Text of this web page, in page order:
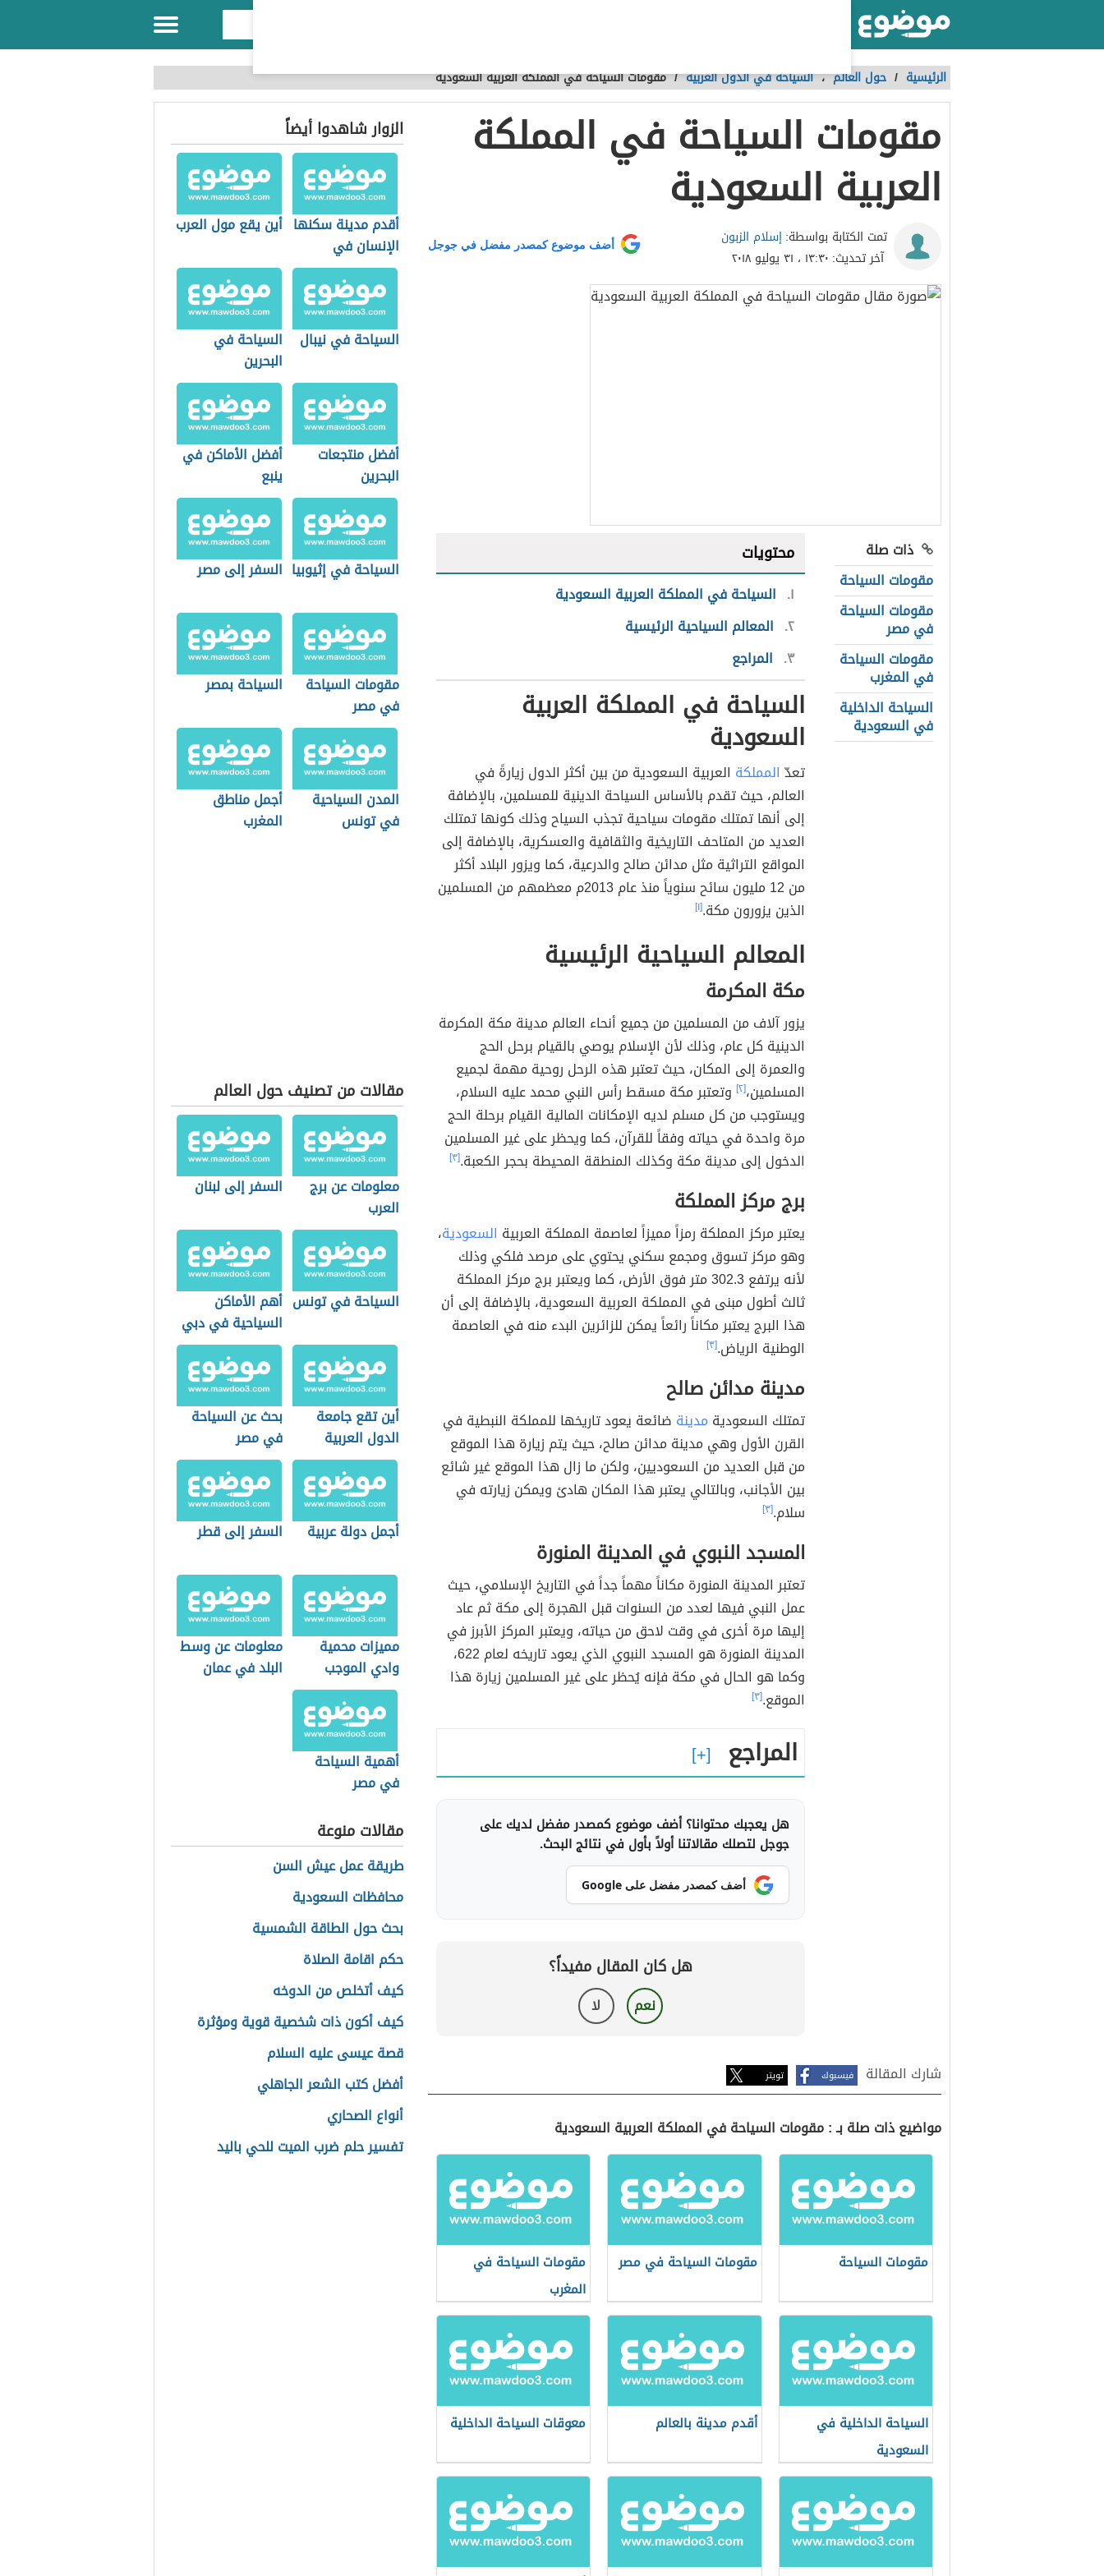
الرئيسية / حول العالم،السياحة في الدول العربية /مقومات السياحة في المملكة العربية السعودية
مقومات السياحة في المملكة
العربية السعودية
تمت الكتابة بواسطة:إسلام الزبون
آخر تحديث: ١٣:٣٠ ، ٣١ يوليو ٢٠١٨
أضف موضوع كمصدر مفضل في جوجل
ذات صلة
مقومات السياحة
مقومات السياحة
في مصر
مقومات السياحة
في المغرب
السياحة الداخلية
في السعودية
محتويات
١ السياحة في المملكة العربية السعودية
٢ المعالم السياحية الرئيسية
٣ المراجع
السياحة في المملكة العربية
السعودية
تعدّ المملكة العربية السعودية من بين أكثر الدول زيارةً في
العالم، حيث تقدم بالأساس السياحة الدينية للمسلمين، بالإضافة
إلى أنها تمتلك مقومات سياحية تجذب السياح وذلك كونها تمتلك
العديد من المتاحف التاريخية والثقافية والعسكرية، بالإضافة إلى
المواقع التراثية مثل مدائن صالح والدرعية، كما ويزور البلاد أكثر
من 12 مليون سائح سنوياً منذ عام 2013م معظمهم من المسلمين
الذين يزورون مكة.[١]
المعالم السياحية الرئيسية
مكة المكرمة
يزور آلاف من المسلمين من جميع أنحاء العالم مدينة مكة المكرمة
الدينية كل عام، وذلك لأن الإسلام يوصي بالقيام برحل الحج
والعمرة إلى المكان، حيث تعتبر هذه الرحل روحية مهمة لجميع
المسلمين،[٢]
وتعتبر مكة مسقط رأس النبي محمد عليه السلام،
ويستوجب من كل مسلم لديه الإمكانات المالية القيام برحلة الحج
مرة واحدة في حياته وفقاً للقرآن، كما ويحظر على غير المسلمين
الدخول إلى مدينة مكة وكذلك المنطقة المحيطة بحجر الكعبة.[٣]
برج مركز المملكة
يعتبر مركز المملكة رمزاً مميزاً لعاصمة المملكة العربية السعودية،
وهو مركز تسوق ومجمع سكني يحتوي على مرصد فلكي وذلك
لأنه يرتفع 302.3 متر فوق الأرض، كما ويعتبر برج مركز المملكة
ثالث أطول مبنى في المملكة العربية السعودية، بالإضافة إلى أن
هذا البرج يعتبر مكاناً رائعاً يمكن للزائرين البدء منه في العاصمة
الوطنية الرياض.[٣]
مدينة مدائن صالح
تمتلك السعودية مدينة ضائعة يعود تاريخها للمملكة النبطية في
القرن الأول وهي مدينة مدائن صالح، حيث يتم زيارة هذا الموقع
من قبل العديد من السعوديين، ولكن ما زال هذا الموقع غير شائع
بين الأجانب، وبالتالي يعتبر هذا المكان هادئ ويمكن زيارته في
سلام.[٣]
المسجد النبوي في المدينة المنورة
تعتبر المدينة المنورة مكاناً مهماً جداً في التاريخ الإسلامي، حيث
عمل النبي فيها لعدد من السنوات قبل الهجرة إلى مكة ثم عاد
إليها مرة أخرى في وقت لاحق من حياته، ويعتبر المركز الأبرز في
المدينة المنورة هو المسجد النبوي الذي يعود تاريخه لعام 622،
وكما هو الحال في مكة فإنه يُحظر على غير المسلمين زيارة هذا
الموقع.[٣]
المراجع
هل يعجبك محتوانا؟ أضف موضوع كمصدر مفضل لديك على
جوجل لتصلك مقالاتنا أولاً بأول في نتائج البحث.
أضف كمصدر مفضل على Google
هل كان المقال مفيداً؟
نعم لا
شارك المقالة فيسبوك تويتر
مواضيع ذات صلة بـ : مقومات السياحة في المملكة العربية السعودية
مقومات السياحة مقومات السياحة في مصر
مقومات السياحة في
المغرب
السياحة الداخلية في
السعودية
أقدم مدينة بالعالم معوقات السياحة الداخلية
الزوار شاهدوا أيضاً
أقدم مدينة سكنها
الإنسان في
فلسطين
أين يقع مول العرب
السياحة في نيبال
السياحة في
البحرين
أفضل منتجعات
البحرين
أفضل الأماكن في
ينبع
السياحة في إثيوبيا السفر إلى مصر
مقومات السياحة
في مصر
السياحة بمصر
المدن السياحية
في تونس
أجمل مناطق
المغرب
مقالات من تصنيف حول العالم
معلومات عن برج
العرب
السفر إلى لبنان
السياحة في تونس أهم الأماكن
السياحية في دبي
أين تقع جامعة
الدول العربية
بحث عن السياحة
في مصر
أجمل دولة عربية السفر إلى قطر
مميزات محمية
وادي الموجب
معلومات عن وسط
البلد في عمان
أهمية السياحة
في مصر
مقالات منوعة
طريقة عمل عيش السن
محافظات السعودية
بحث حول الطاقة الشمسية
حكم اقامة الصلاة
كيف أتخلص من الدوخه
كيف أكون ذات شخصية قوية ومؤثرة
قصة عيسى عليه السلام
أفضل كتب الشعر الجاهلي
أنواع الصحاري
تفسير حلم ضرب الميت للحي باليد